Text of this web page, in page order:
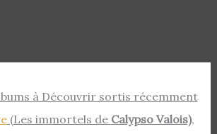
à Découvrir sortis récemment
(Les immortels de Calypso Valois),